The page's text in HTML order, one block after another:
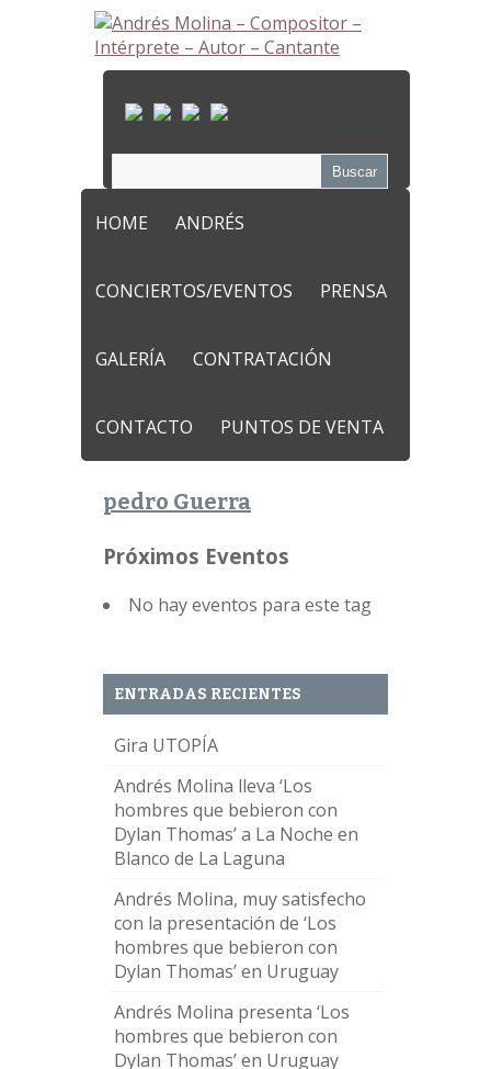
HOME ANDRÉS
CONCIERTOS/EVENTOS PRENSA
GALERÍA CONTRATACIÓN
CONTACTO PUNTOS DE VENTA
pedro Guerra
Próximos Eventos
No hay eventos para este tag
ENTRADAS RECIENTES
Gira UTOPÍA
Andrés Molina lleva ‘Los
hombres que bebieron con
Dylan Thomas’ a La Noche en
Blanco de La Laguna
Andrés Molina, muy satisfecho
con la presentación de ‘Los
hombres que bebieron con
Dylan Thomas’ en Uruguay
Andrés Molina presenta ‘Los
hombres que bebieron con
Dylan Thomas’ en Uruguay